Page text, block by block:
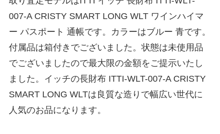
007-A CRISTY SMART LONG WLT ワインハイマ
ー パスポート 通帳です。カラーはブルー 青です。
付属品は箱付きでございました。状態は未使用品
でございましたので最大限の金額をご提示いたし
ました。イッチの長財布 ITTI-WLT-007-A CRISTY
SMART LONG WLTは良質な造りで幅広い世代に
人気のお品になります。